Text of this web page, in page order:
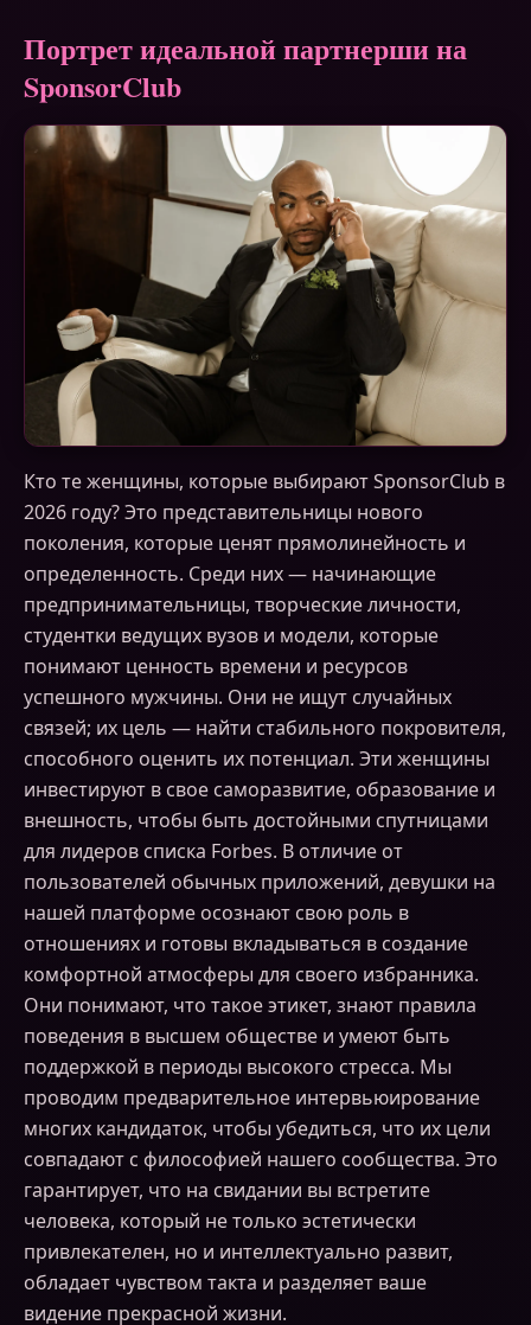
Портрет идеальной партнерши на
SponsorClub
Кто те женщины, которые выбирают SponsorClub в
2026 году? Это представительницы нового
поколения, которые ценят прямолинейность и
определенность. Среди них — начинающие
предпринимательницы, творческие личности,
студентки ведущих вузов и модели, которые
понимают ценность времени и ресурсов
успешного мужчины. Они не ищут случайных
связей; их цель — найти стабильного покровителя,
способного оценить их потенциал. Эти женщины
инвестируют в свое саморазвитие, образование и
внешность, чтобы быть достойными спутницами
для лидеров списка Forbes. В отличие от
пользователей обычных приложений, девушки на
нашей платформе осознают свою роль в
отношениях и готовы вкладываться в создание
комфортной атмосферы для своего избранника.
Они понимают, что такое этикет, знают правила
поведения в высшем обществе и умеют быть
поддержкой в периоды высокого стресса. Мы
проводим предварительное интервьюирование
многих кандидаток, чтобы убедиться, что их цели
совпадают с философией нашего сообщества. Это
гарантирует, что на свидании вы встретите
человека, который не только эстетически
привлекателен, но и интеллектуально развит,
обладает чувством такта и разделяет ваше
видение прекрасной жизни.